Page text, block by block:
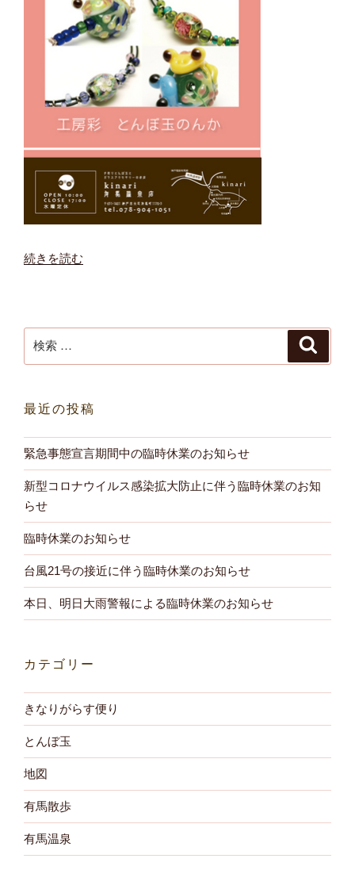
“工
ん
ん
か
特
の
続きを読む
検
最近の投稿
緊急事態宣言期間中の臨時休業のお知らせ
新型コロナウイルス感染拡大防止に伴う臨時休業のお知
らせ
臨時休業のお知らせ
台風21号の接近に伴う臨時休業のお知らせ
本日、明日大雨警報による臨時休業のお知らせ
カテゴリー
きなりがらす便り
とんぼ玉
地図
有馬散歩
有馬温泉